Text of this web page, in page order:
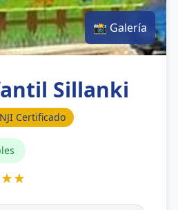
📸 Galería
Sillanki
Certificado